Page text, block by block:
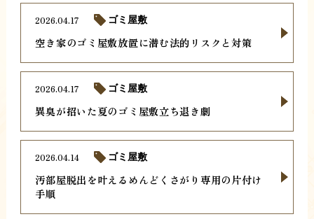
空き家のゴミ屋敷放置に潜む法的リスクと対策
2026.04.17 ゴミ屋敷
異臭が招いた夏のゴミ屋敷立ち退き劇
2026.04.17 ゴミ屋敷
汚部屋脱出を叶えるめんどくさがり専用の片付け
手順
2026.04.14 ゴミ屋敷